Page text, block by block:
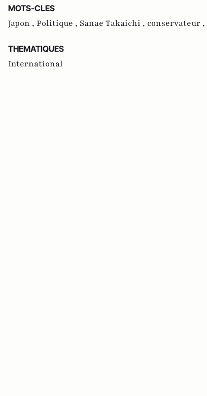
MOTS-CLES
Japon , Politique , Sanae Takaichi , conservateur ,
THEMATIQUES
International